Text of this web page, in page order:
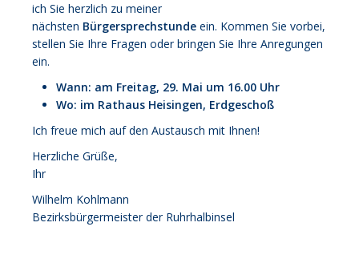
ich Sie herzlich zu meiner
nächsten Bürgersprechstunde ein. Kommen Sie vorbei,
stellen Sie Ihre Fragen oder bringen Sie Ihre Anregungen
ein.
Wann: am Freitag, 29. Mai um 16.00 Uhr
Wo: im Rathaus Heisingen, Erdgeschoß
Ich freue mich auf den Austausch mit Ihnen!
Herzliche Grüße,
Ihr
Wilhelm Kohlmann
Bezirksbürgermeister der Ruhrhalbinsel